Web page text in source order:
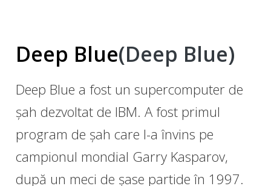
Deep Blue(Deep Blue)
Deep Blue a fost un supercomputer de
șah dezvoltat de IBM. A fost primul
program de șah care l-a învins pe
campionul mondial Garry Kasparov,
după un meci de șase partide în 1997.